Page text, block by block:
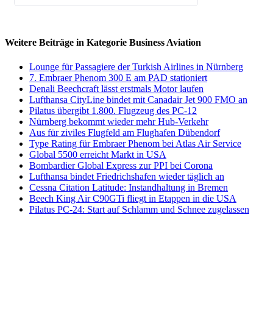
Weitere Beiträge in Kategorie Business Aviation
Lounge für Passagiere der Turkish Airlines in Nürnberg
7. Embraer Phenom 300 E am PAD stationiert
Denali Beechcraft lässt erstmals Motor laufen
Lufthansa CityLine bindet mit Canadair Jet 900 FMO an
Pilatus übergibt 1.800. Flugzeug des PC-12
Nürnberg bekommt wieder mehr Hub-Verkehr
Aus für ziviles Flugfeld am Flughafen Dübendorf
Type Rating für Embraer Phenom bei Atlas Air Service
Global 5500 erreicht Markt in USA
Bombardier Global Express zur PPI bei Corona
Lufthansa bindet Friedrichshafen wieder täglich an
Cessna Citation Latitude: Instandhaltung in Bremen
Beech King Air C90GTi fliegt in Etappen in die USA
Pilatus PC-24: Start auf Schlamm und Schnee zugelassen